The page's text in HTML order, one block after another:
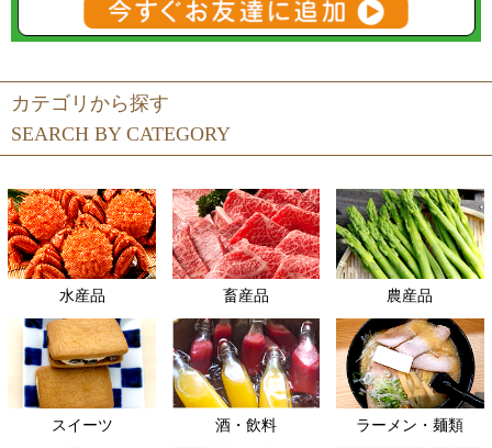
SEARCH BY CATEGORY
カテゴリから探す
水産品 畜産品 農産品
スイーツ 酒・飲料 ラーメン・麺類